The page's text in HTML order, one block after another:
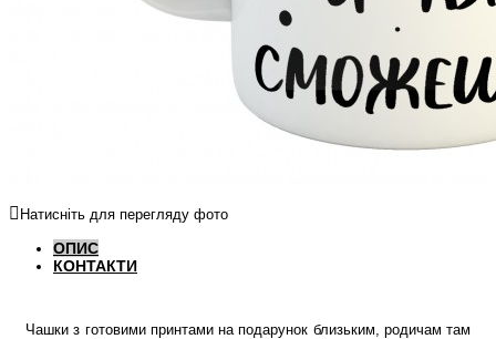
Натисніть для перегляду фото
ОПИС
КОНТАКТИ
Чашки з готовими принтами на подарунок близьким, родичам там